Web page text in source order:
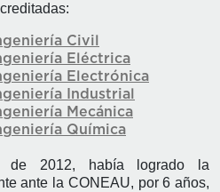
Civil
Eléctrica
Electrónica
Industrial
Mecánica
Química
de 2012, había logrado la
ante la CONEAU, por 6 años,